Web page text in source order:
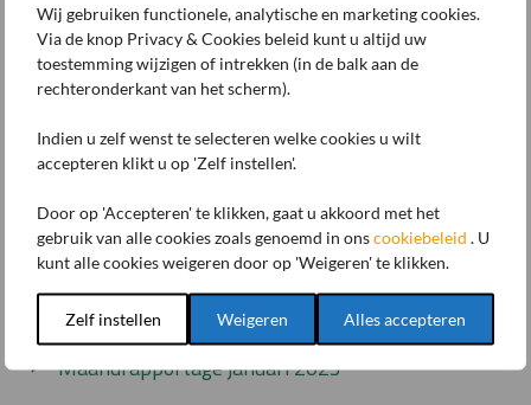
Wij gebruiken functionele, analytische en marketing cookies.
Via de knop Privacy & Cookies beleid kunt u altijd uw
toestemming wijzigen of intrekken (in de balk aan de
rechteronderkant van het scherm).
Indien u zelf wenst te selecteren welke cookies u wilt
accepteren klikt u op 'Zelf instellen'.
Door op 'Accepteren' te klikken, gaat u akkoord met het
gebruik van alle cookies zoals genoemd in onscookiebeleid . U
kunt alle cookies weigeren door op 'Weigeren' te klikken.
Zelf instellen Weigeren Alles accepteren
Halfjaarrapportage Q1&2 2025
Halfjaarrapportage Q1&2 2024
Kwartaalrapportage Q2 2023
Maandrapportage mei 2023
Maandrapportage april 2023
Kwartaalrapportage Q1 2023
Maandrapportage februari 2023
Maandrapportage januari 2023